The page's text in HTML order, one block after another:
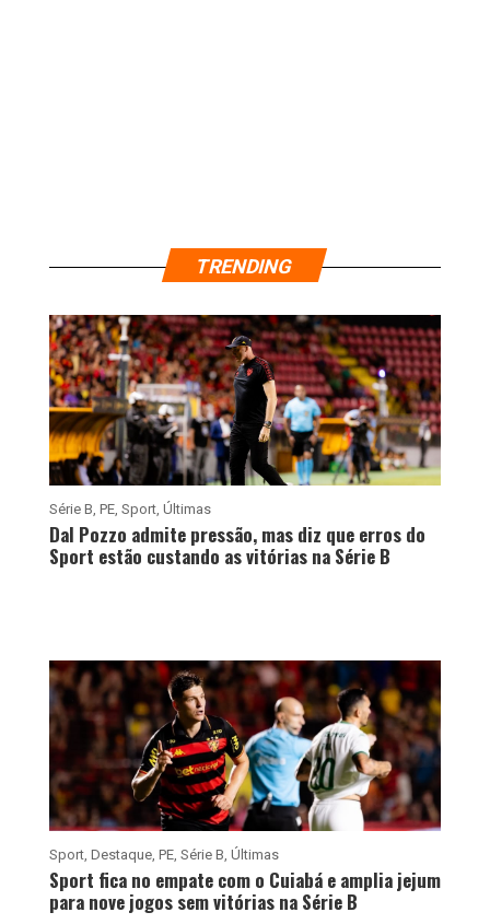
TRENDING
Série B PE, Sport, Últimas
Dal Pozzo admite pressão, mas diz que erros do
Sport estão custando as vitórias na Série B
Sport, Destaque, PE, Série B Últimas
Sport fica no empate com o Cuiabá e amplia jejum
para nove jogos sem vitórias na Série B